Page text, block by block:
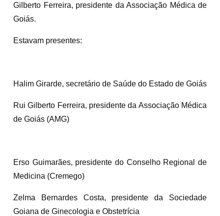
Gilberto Ferreira, presidente da Associação Médica de
Goiás.
Estavam presentes:
Halim Girarde, secretário de Saúde do Estado de Goiás
Rui Gilberto Ferreira, presidente da Associação Médica
de Goiás (AMG)
Erso Guimarães, presidente do Conselho Regional de
Medicina (Cremego)
Zelma Bernardes Costa, presidente da Sociedade
Goiana de Ginecologia e Obstetrícia